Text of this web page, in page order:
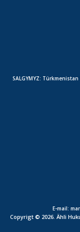
SALGYMYZ:
E-mail:
Copyrigt © 2026. Ähli